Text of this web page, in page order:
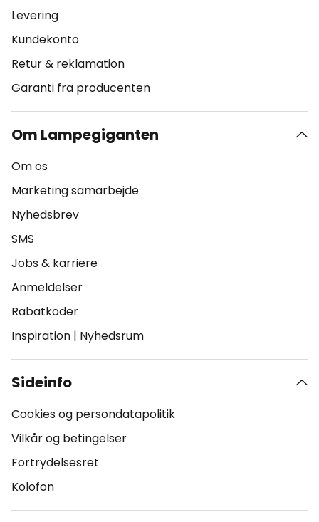
Levering
Kundekonto
Retur & reklamation
Garanti fra producenten
Om Lampegiganten
Om os
Marketing samarbejde
Nyhedsbrev
SMS
Jobs & karriere
Anmeldelser
Rabatkoder
Inspiration | Nyhedsrum
Sideinfo
Cookies og persondatapolitik
Vilkår og betingelser
Fortrydelsesret
Kolofon